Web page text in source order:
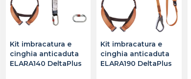
Kit imbracatura e
cinghia anticaduta
ELARA140 DeltaPlus
Kit imbracatura e
cinghia anticaduta
ELARA190 DeltaPlus